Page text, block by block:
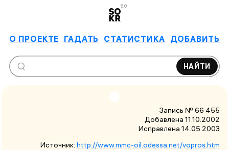
6.0
О ПРОЕКТЕ ГАДАТЬ СТАТИСТИКА ДОБАВИТЬ
НАЙТИ
Запись № 66 455
Добавлена 11.10.2002
Исправлена 14.05.2003
Источник: http://www.mmc-oil.odessa.net/vopros.htm